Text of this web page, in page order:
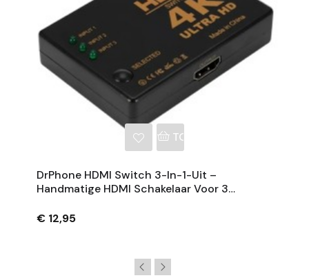
TOEVOEGEN AAN
DrPhone HDMI Switch 3-In-1-Uit –
Handmatige HDMI Schakelaar Voor 3
€ 12,95